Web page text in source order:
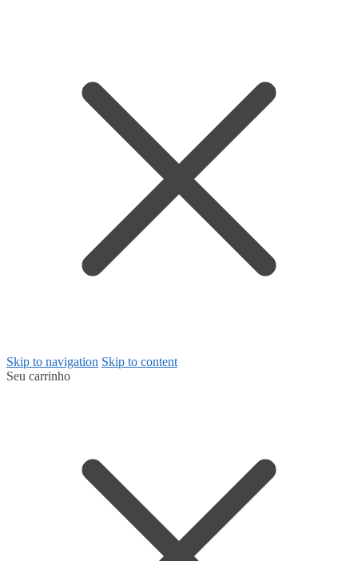
Skip to navigation Skip to content
Seu carrinho